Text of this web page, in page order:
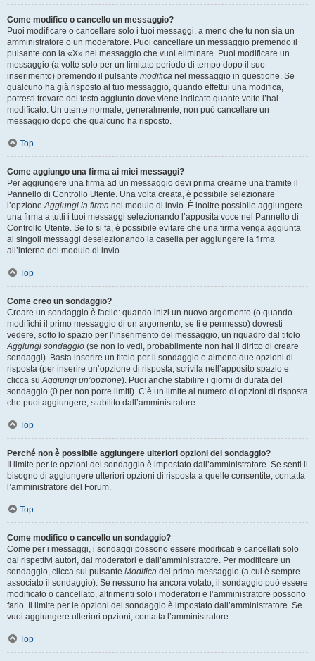
Come modifico o cancello un messaggio?
Puoi modificare o cancellare solo i tuoi messaggi, a meno che tu non sia un
amministratore o un moderatore. Puoi cancellare un messaggio premendo il
pulsante con la «X» nel messaggio che vuoi eliminare. Puoi modificare un
messaggio (a volte solo per un limitato periodo di tempo dopo il suo
inserimento) premendo il pulsante modifica nel messaggio in questione. Se
qualcuno ha già risposto al tuo messaggio, quando effettui una modifica,
potresti trovare del testo aggiunto dove viene indicato quante volte l’hai
modificato. Un utente normale, generalmente, non può cancellare un
messaggio dopo che qualcuno ha risposto.
Top
Come aggiungo una firma ai miei messaggi?
Per aggiungere una firma ad un messaggio devi prima crearne una tramite il
Pannello di Controllo Utente. Una volta creata, è possibile selezionare
l’opzioneAggiungi la firma nel modulo di invio. È inoltre possibile aggiungere
una firma a tutti i tuoi messaggi selezionando l’apposita voce nel Pannello di
Controllo Utente. Se lo si fa, è possibile evitare che una firma venga aggiunta
ai singoli messaggi deselezionando la casella per aggiungere la firma
all’interno del modulo di invio.
Top
Come creo un sondaggio?
Creare un sondaggio è facile: quando inizi un nuovo argomento (o quando
modifichi il primo messaggio di un argomento, se ti è permesso) dovresti
vedere, sotto lo spazio per l’inserimento del messaggio, un riquadro dal titolo
Aggiungi sondaggio (se non lo vedi, probabilmente non hai il diritto di creare
sondaggi). Basta inserire un titolo per il sondaggio e almeno due opzioni di
risposta (per inserire un’opzione di risposta, scrivila nell’apposito spazio e
clicca suAggiungi un’opzione). Puoi anche stabilire i giorni di durata del
sondaggio (0 per non porre limiti). C’è un limite al numero di opzioni di risposta
che puoi aggiungere, stabilito dall’amministratore.
Top
Perché non è possibile aggiungere ulteriori opzioni del sondaggio?
Il limite per le opzioni del sondaggio è impostato dall’amministratore. Se senti il
bisogno di aggiungere ulteriori opzioni di risposta a quelle consentite, contatta
l’amministratore del Forum.
Top
Come modifico o cancello un sondaggio?
Come per i messaggi, i sondaggi possono essere modificati e cancellati solo
dai rispettivi autori, dai moderatori e dall’amministratore. Per modificare un
sondaggio, clicca sul pulsante Modifica del primo messaggio (a cui è sempre
associato il sondaggio). Se nessuno ha ancora votato, il sondaggio può essere
modificato o cancellato, altrimenti solo i moderatori e l’amministratore possono
farlo. Il limite per le opzioni del sondaggio è impostato dall’amministratore. Se
vuoi aggiungere ulteriori opzioni, contatta l’amministratore.
Top